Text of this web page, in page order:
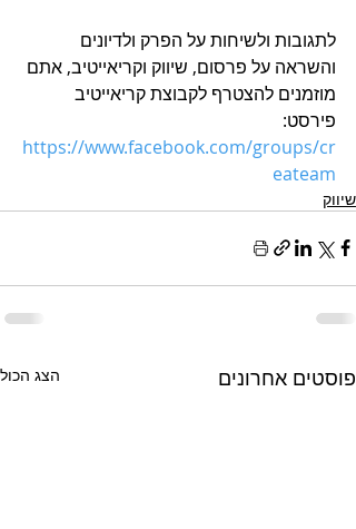
לתגובות ולשיחות על הפרק ולדיונים
והשראה על פרסום, שיווק וקריאייטיב, אתם
מוזמנים להצטרף לקבוצת קריאייטיב
פירסט:
https://www.facebook.com/groups/cr
eateam
שיווק
פוסטים אחרונים הצג הכול